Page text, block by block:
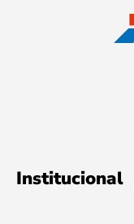
Institucional